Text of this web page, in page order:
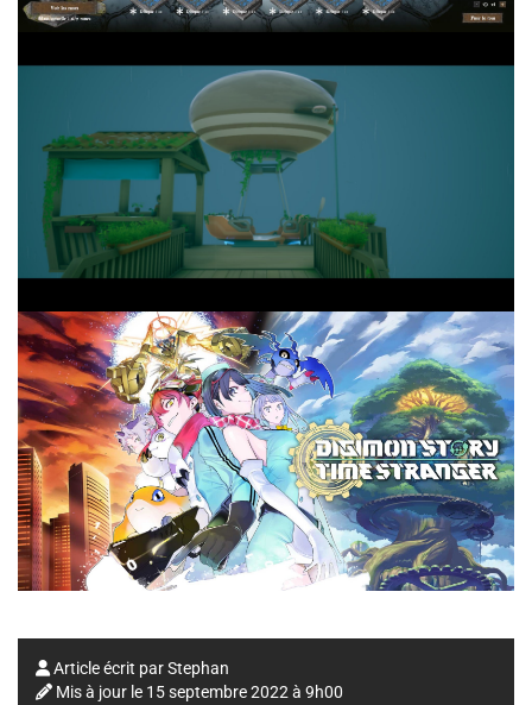
Article écrit parStephan
Mis à jour le 15 septembre 2022 à 9h00